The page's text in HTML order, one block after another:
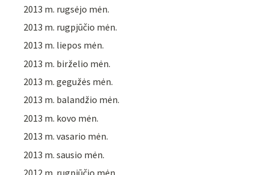
2013 m. rugsėjo mėn.
2013 m. rugpjūčio mėn.
2013 m. liepos mėn.
2013 m. birželio mėn.
2013 m. gegužės mėn.
2013 m. balandžio mėn.
2013 m. kovo mėn.
2013 m. vasario mėn.
2013 m. sausio mėn.